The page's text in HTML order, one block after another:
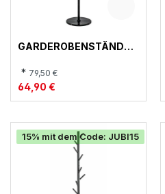
GARDEROBENSTÄNDER
* 79,50 €
64,90 €
15% mit dem Code: JUBI15